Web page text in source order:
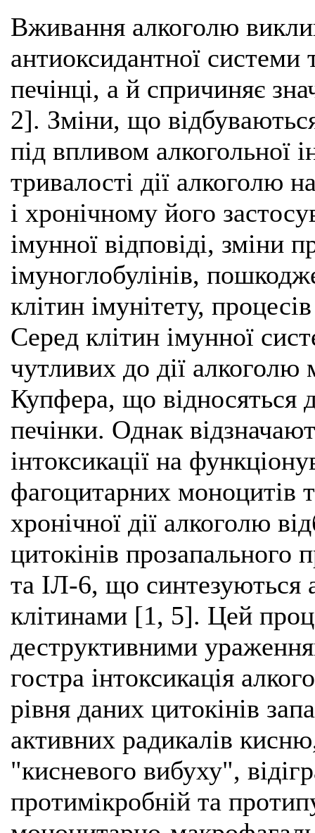
Вживання алкоголю
антиоксидантної системи
печінці, а й спричиняє
2]. Зміни, що
під впливом алкогольної
тривалості дії алкоголю
і хронічному його
імунної відповіді, зміни
імуноглобулінів,
клітин імунітету,
Серед клітин імунної
чутливих до дії алкоголю
Купфера, що відносяться
печінки. Однак
інтоксикації на
фагоцитарних моноцитів
хронічної дії алкоголю
цитокінів
та ІЛ-6, що
клітинами [1, 5]. Цей
деструктивними
гостра інтоксикація
рівня даних цитокінів
активних радикалів
"кисневого вибуху",
протимікробній та